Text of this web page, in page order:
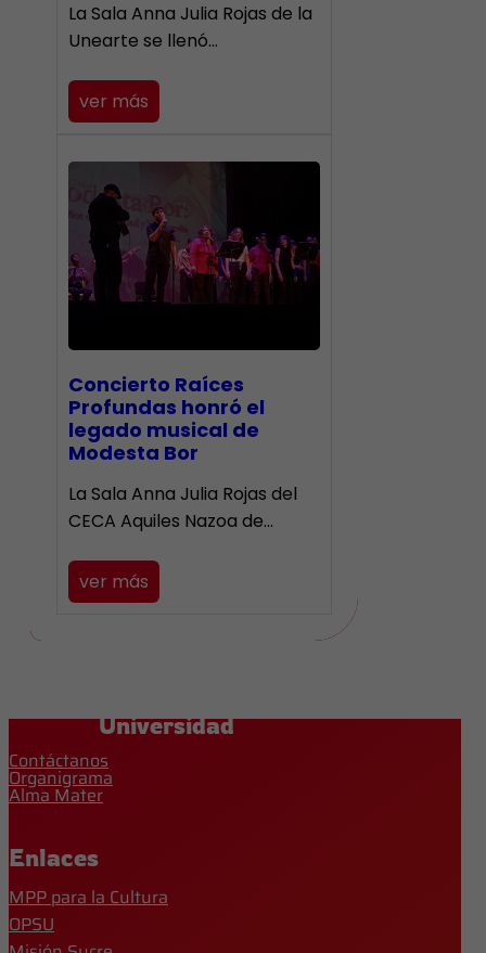
​La Sala Anna Julia Rojas de la
Unearte se llenó…
ver más
​Concierto Raíces
Profundas honró el
legado musical de
Modesta Bor
La Sala Anna Julia Rojas del
CECA Aquiles Nazoa de…
ver más
Universidad
Contáctanos
Organigrama
Alma Mater
Enlaces
MPP para la Cultura
OPSU